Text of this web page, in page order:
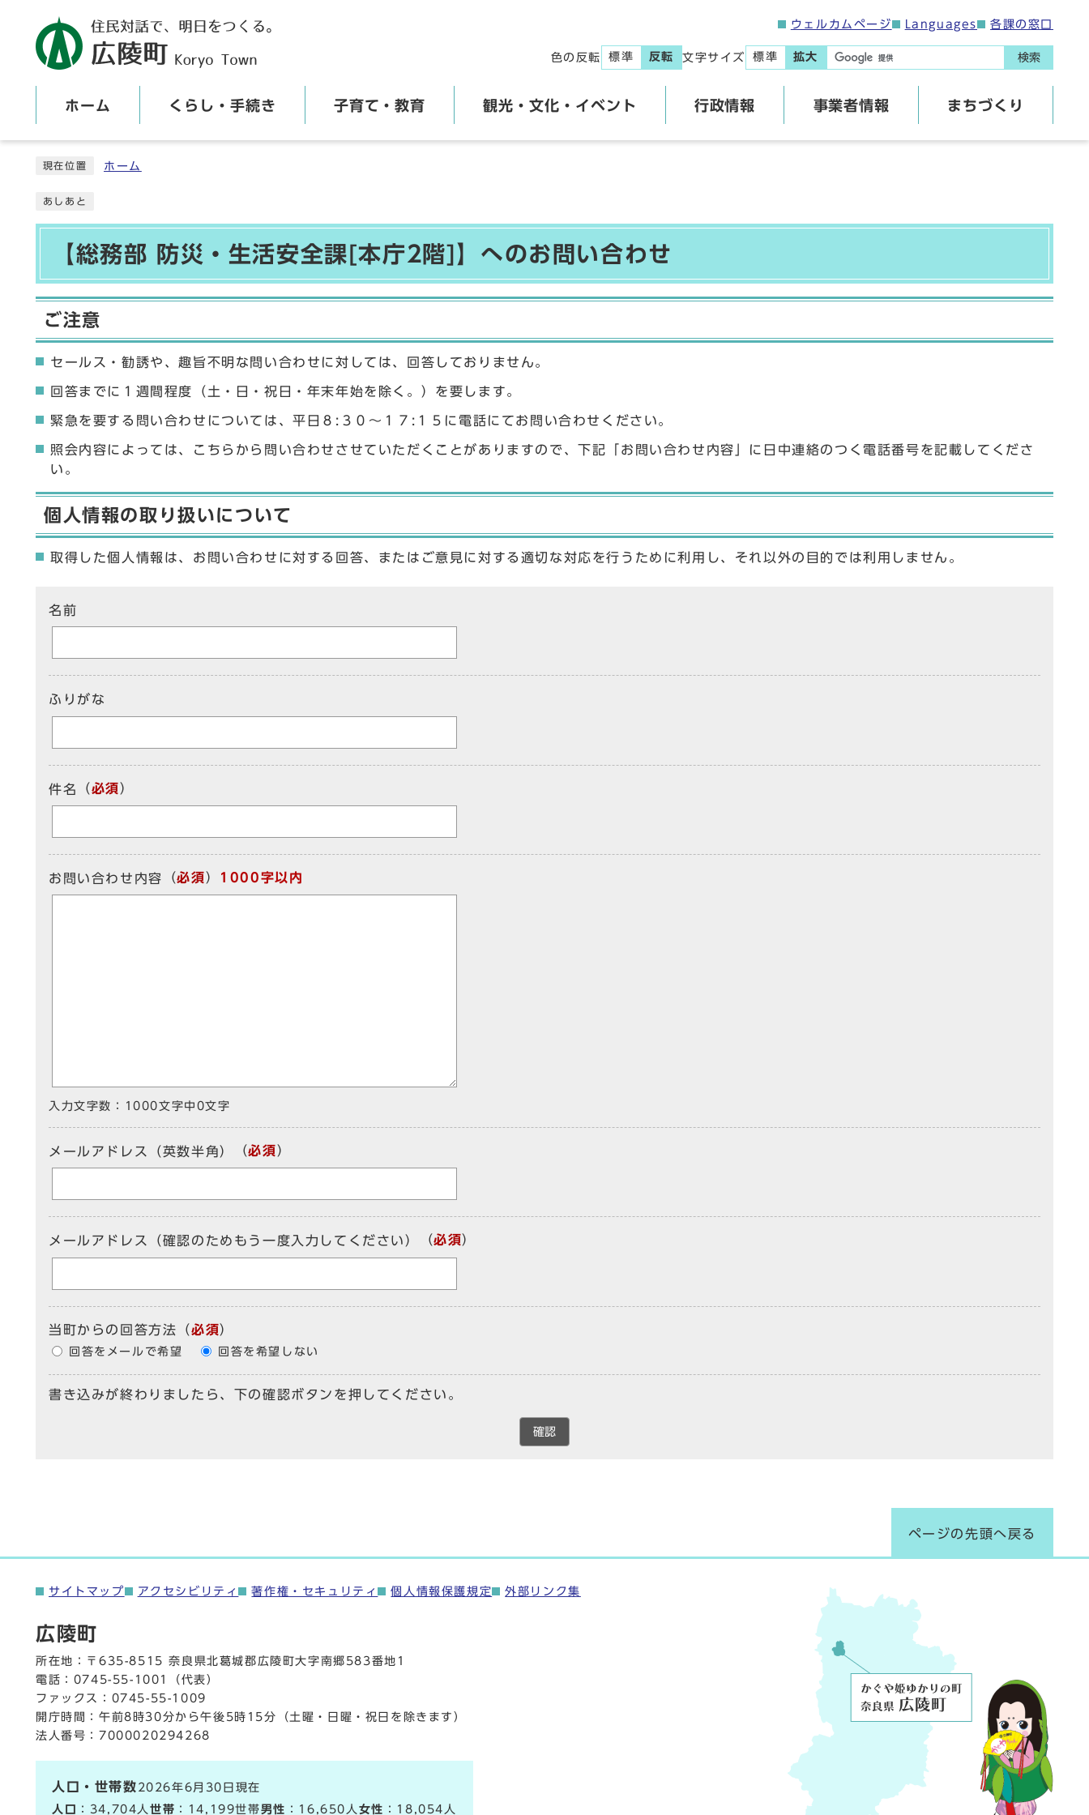
ウェルカムページ Languages 各課の窓口
色の反転 標準 反転 文字サイズ 標準 拡大 検索
ホーム くらし・手続き 子育て・教育 観光・文化・イベント 行政情報 事業者情報 まちづくり
現在位置 ホーム
あしあと
【総務部 防災・生活安全課[本庁2階]】へのお問い合わせ
ご注意
セールス・勧誘や、趣旨不明な問い合わせに対しては、回答しておりません。
回答までに１週間程度（土・日・祝日・年末年始を除く。）を要します。
緊急を要する問い合わせについては、平日８:３０〜１７:１５に電話にてお問い合わせください。
照会内容によっては、こちらから問い合わせさせていただくことがありますので、下記「お問い合わせ内容」に日中連絡のつく電話番号を記載してくださ
い。
個人情報の取り扱いについて
取得した個人情報は、お問い合わせに対する回答、またはご意見に対する適切な対応を行うために利用し、それ以外の目的では利用しません。
名前
ふりがな
件名 （必須）
お問い合わせ内容 （必須） 1000字以内
入力文字数： 1000文字中 0文字
メールアドレス（英数半角） （必須）
メールアドレス（確認のためもう一度入力してください） （必須）
当町からの回答方法 （必須）
回答をメールで希望 回答を希望しない
書き込みが終わりましたら、下の確認ボタンを押してください。
確認
ページの先頭へ戻る
サイトマップ アクセシビリティ 著作権・セキュリティ 個人情報保護規定 外部リンク集
広陵町
所在地：〒635-8515 奈良県北葛城郡広陵町大字南郷583番地1
電話： 0745-55-1001
（代表）
ファックス：0745-55-1009
開庁時間：午前8時30分から午後5時15分（土曜・日曜・祝日を除きます）
法人番号：7000020294268
人口・世帯数 2026年6月30日現在
人口
：34,704人世帯 ：14,199世帯男性 ：16,650人 女性 ：18,054人